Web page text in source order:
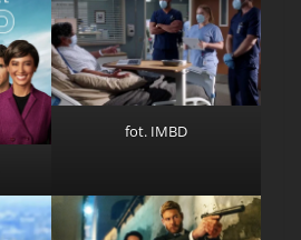
fot. IMBD